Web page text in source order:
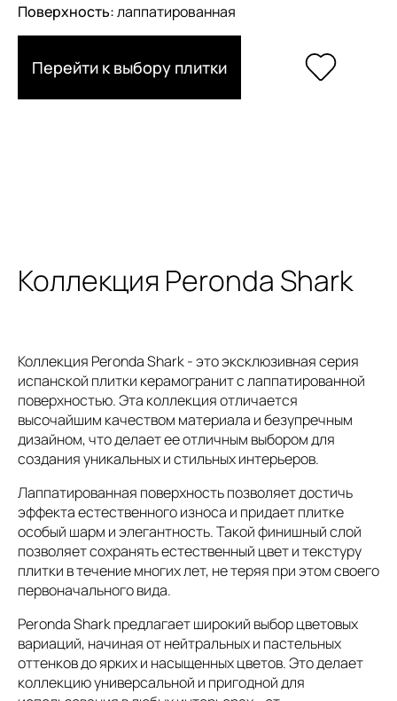
Поверхность:лаппатированная
Перейти к выбору плитки
Коллекция Peronda Shark
Коллекция Peronda Shark - это эксклюзивная серия
испанской плитки керамогранит с лаппатированной
поверхностью. Эта коллекция отличается
высочайшим качеством материала и безупречным
дизайном, что делает ее отличным выбором для
создания уникальных и стильных интерьеров.
Лаппатированная поверхность позволяет достичь
эффекта естественного износа и придает плитке
особый шарм и элегантность. Такой финишный слой
позволяет сохранять естественный цвет и текстуру
плитки в течение многих лет, не теряя при этом своего
первоначального вида.
Peronda Shark предлагает широкий выбор цветовых
вариаций, начиная от нейтральных и пастельных
оттенков до ярких и насыщенных цветов. Это делает
коллекцию универсальной и пригодной для